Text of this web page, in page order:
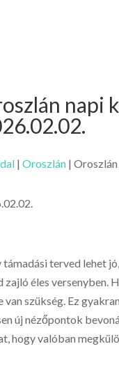
napi
|Oroszlán |
terved lehet
éles versenyben.
szükség. Ez
új nézőpontok
hogy valóban